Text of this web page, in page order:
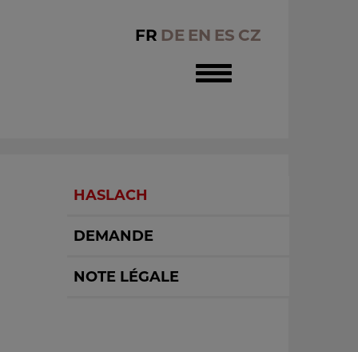
Toggle
navigation
FR DE EN ES CZ
HASLACH
DEMANDE
NOTE LÉGALE